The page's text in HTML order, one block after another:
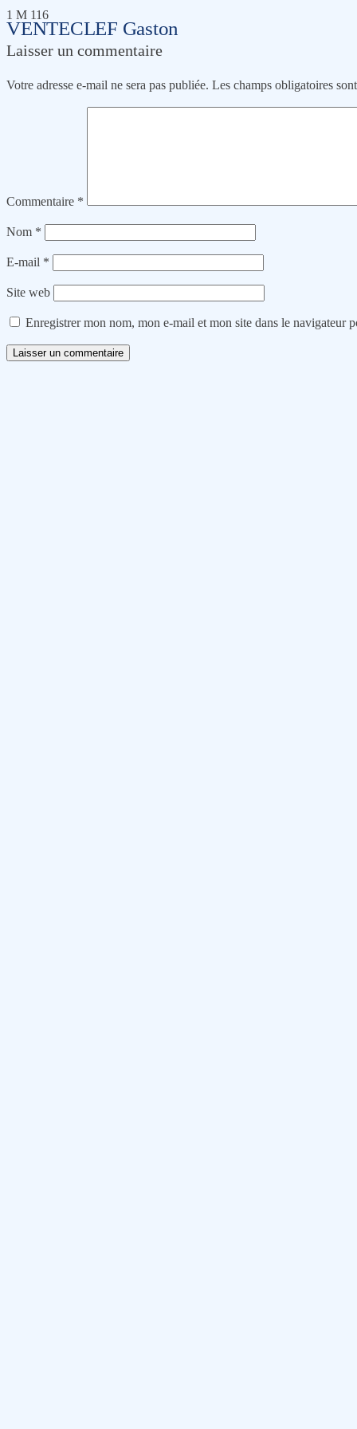
VENTECLEF Gaston
1 M 116
Laisser un commentaire
Votre adresse e-mail ne sera pas publiée. Les champs obligatoires
Commentaire *
Nom *
E-mail *
Site web
Enregistrer mon nom, mon e-mail et mon site dans le navigateur